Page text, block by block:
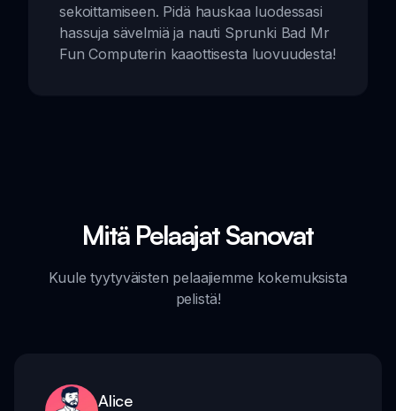
sekoittamiseen. Pidä hauskaa luodessasi
hassuja sävelmiä ja nauti Sprunki Bad Mr
Fun Computerin kaaottisesta luovuudesta!
Mitä Pelaajat Sanovat
Kuule tyytyväisten pelaajiemme kokemuksista
pelistä!
Alice